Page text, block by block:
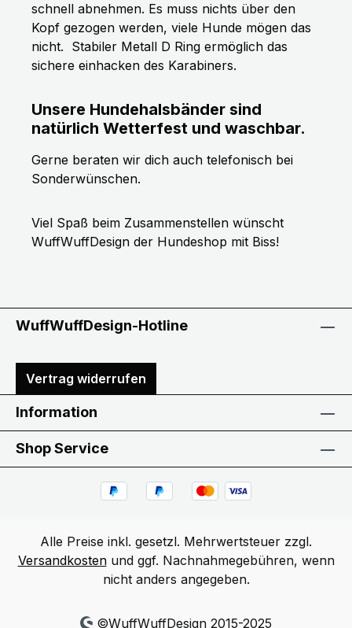
schnell abnehmen. Es muss nichts über den
Kopf gezogen werden, viele Hunde mögen das
nicht. Stabiler Metall D Ring ermöglich das
sichere einhacken des Karabiners.
Unsere Hundehalsbänder sind
natürlich Wetterfest und waschbar.
Gerne beraten wir dich auch telefonisch bei
Sonderwünschen.
Viel Spaß beim Zusammenstellen wünscht
WuffWuffDesign der Hundeshop mit Biss!
WuffWuffDesign-Hotline
Vertrag widerrufen
Information
Shop Service
Alle Preise inkl. gesetzl. Mehrwertsteuer zzgl.
Versandkostenund ggf. Nachnahmegebühren, wenn
nicht anders angegeben.
©WuffWuffDesign 2015-2025